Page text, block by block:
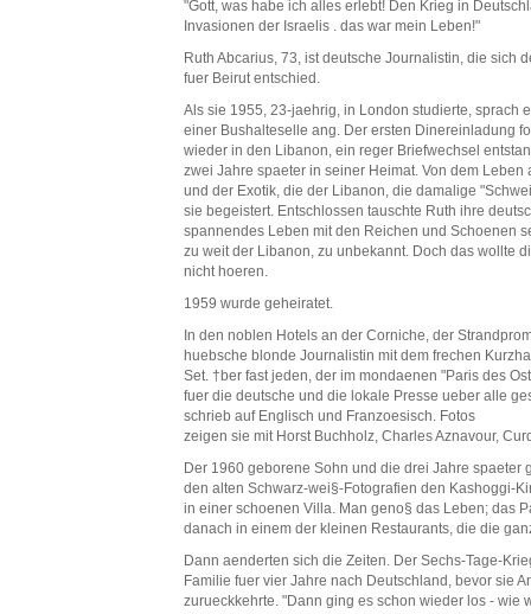
"Gott, was habe ich alles erlebt! Den Krieg in
Invasionen der Israelis . das war mein Leben!"
Ruth Abcarius, 73, ist deutsche Journalistin, die sich
fuer Beirut entschied.
Als sie 1955, 23-jaehrig, in London studierte, sprach
einer Bushalteselle ang. Der ersten Dinereinladung
wieder in den Libanon, ein reger Briefwechsel
zwei Jahre spaeter in seiner Heimat. Von dem Leben
und der Exotik, die der Libanon, die damalige
sie begeistert. Entschlossen tauschte Ruth ihre
spannendes Leben mit den Reichen und Schoenen
zu weit der Libanon, zu unbekannt. Doch das wollte
nicht hoeren.
1959 wurde geheiratet.
In den noblen Hotels an der Corniche, der
huebsche blonde Journalistin mit dem frechen
Set. †ber fast jeden, der im mondaenen "Paris des
fuer die deutsche und die lokale Presse ueber alle
schrieb auf Englisch und Franzoesisch. Fotos
zeigen sie mit Horst Buchholz, Charles Aznavour,
Der 1960 geborene Sohn und die drei Jahre spaeter
den alten Schwarz-wei§-Fotografien den Kashoggi-
in einer schoenen Villa. Man geno§ das Leben; das
danach in einem der kleinen Restaurants, die die
Dann aenderten sich die Zeiten. Der Sechs-Tage-
Familie fuer vier Jahre nach Deutschland, bevor sie
zurueckkehrte. "Dann ging es schon wieder los - wie